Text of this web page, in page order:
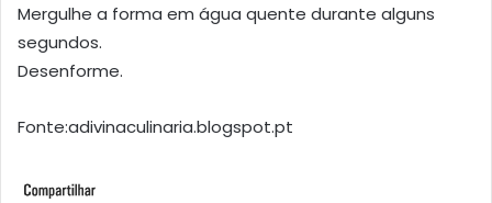
Mergulhe a forma em água quente durante alguns
segundos.
Desenforme.
Fonte:adivinaculinaria.blogspot.pt